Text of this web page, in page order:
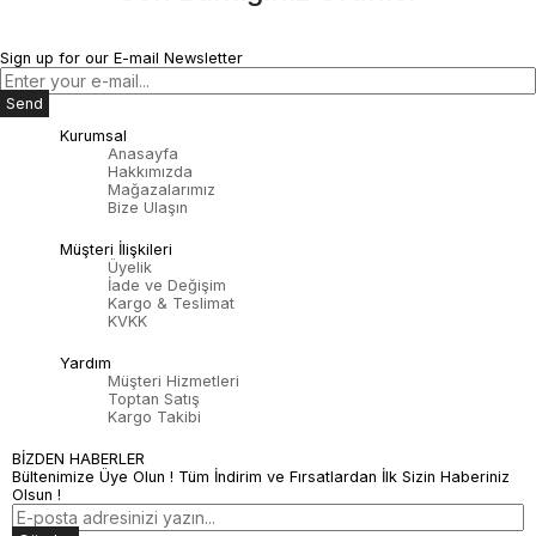
Sign up for our E-mail Newsletter
Send
Kurumsal
Anasayfa
Hakkımızda
Mağazalarımız
Bize Ulaşın
Müşteri İlişkileri
Üyelik
İade ve Değişim
Kargo & Teslimat
KVKK
Yardım
Müşteri Hizmetleri
Toptan Satış
Kargo Takibi
BİZDEN HABERLER
Bültenimize Üye Olun ! Tüm İndirim ve Fırsatlardan İlk Sizin Haberiniz
Olsun !